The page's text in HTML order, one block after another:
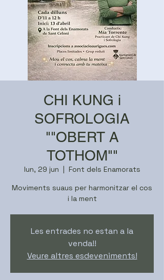
CHI KUNG i
SOFROLOGIA
""OBERT A
TOTHOM""
lun, 29 jun
  |
Font dels Enamorats
Moviments suaus per harmonitzar el cos
i la ment
Les entrades no estan a la
venda!!
Veure altres esdeveniments!